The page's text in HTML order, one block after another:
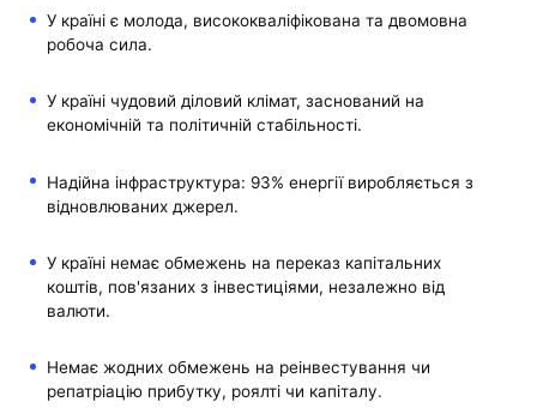
У країні є молода, висококваліфікована та двомовна
робоча сила.
У країні чудовий діловий клімат, заснований на
економічній та політичній стабільності.
Надійна інфраструктура: 93% енергії виробляється з
відновлюваних джерел.
У країні немає обмежень на переказ капітальних
коштів, пов'язаних з інвестиціями, незалежно від
валюти.
Немає жодних обмежень на реінвестування чи
репатріацію прибутку, роялті чи капіталу.